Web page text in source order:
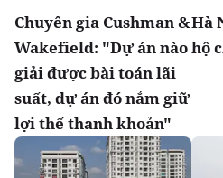
Chuyên gia Cushman &
Wakefield: "Dự án nào
giải được bài toán lãi
suất, dự án đó nắm giữ
lợi thế thanh khoản"
Hà
hộ